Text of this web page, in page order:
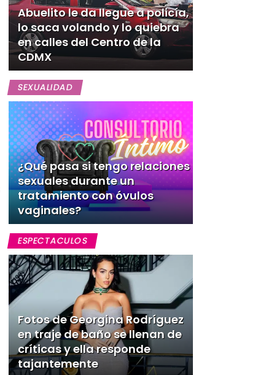
Abuelito le da llegue a policía,
lo saca volando y lo quiebra
en calles del Centro de la
CDMX
SEXUALIDAD
¿Qué pasa si tengo relaciones
sexuales durante un
tratamiento con óvulos
vaginales?
ESPECTACULOS
Fotos de Georgina Rodríguez
en traje de baño se llenan de
críticas y ella responde
tajantemente